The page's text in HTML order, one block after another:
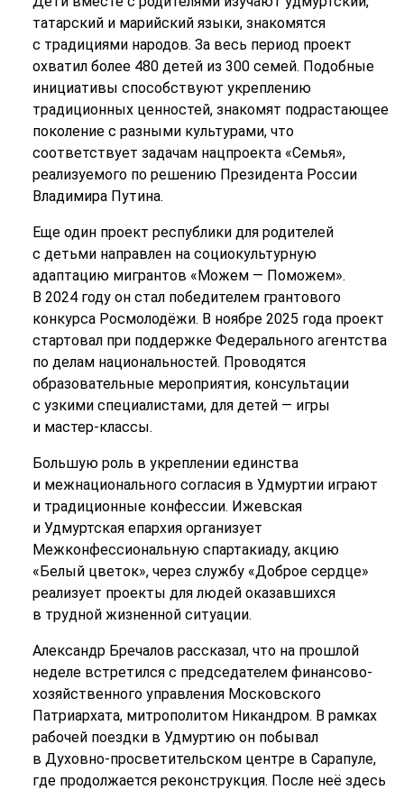
татарский и марийский языки, знакомятся
с традициями народов. За весь период проект
охватил более 480 детей из 300 семей. Подобные
инициативы способствуют укреплению
традиционных ценностей, знакомят подрастающее
поколение с разными культурами, что
соответствует задачам нацпроекта «Семья»,
реализуемого по решению Президента России
Владимира Путина.
Еще один проект республики для родителей
с детьми направлен на социокультурную
адаптацию мигрантов «Можем — Поможем».
В 2024 году он стал победителем грантового
конкурса Росмолодёжи. В ноябре 2025 года проект
стартовал при поддержке Федерального агентства
по делам национальностей. Проводятся
образовательные мероприятия, консультации
с узкими специалистами, для детей — игры
и мастер-классы.
Большую роль в укреплении единства
и межнационального согласия в Удмуртии играют
и традиционные конфессии. Ижевская
и Удмуртская епархия организует
Межконфессиональную спартакиаду, акцию
«Белый цветок», через службу «Доброе сердце»
реализует проекты для людей оказавшихся
в трудной жизненной ситуации.
Александр Бречалов рассказал, что на прошлой
неделе встретился с председателем финансово-
хозяйственного управления Московского
Патриархата, митрополитом Никандром. В рамках
рабочей поездки в Удмуртию он побывал
в Духовно-просветительском центре в Сарапуле,
где продолжается реконструкция. После неё здесь